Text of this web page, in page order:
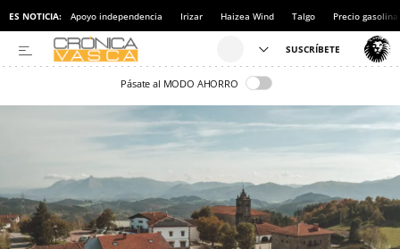
ES NOTICIA: Apoyo independencia Irizar Haizea Wind Talgo Precio gasolina
Pásate al MODO AHORRO